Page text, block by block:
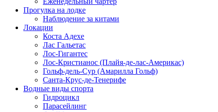
Прогулка на лодке
Наблюдение за китами
Локации
Коста Адехе
Лас Гальетас
Лос-Гигантес
Лос-Кристианос (Плайя-де-лас-Америкас)
Гольф-дель-Сур (Амарилла Гольф)
Санта-Крус-де-Тенерифе
Водные виды спорта
Гидроцикл
Парасейлинг